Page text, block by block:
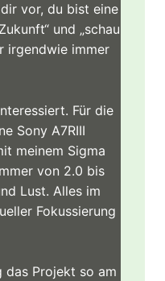
vor, du bist eine
und „schau
irgendwie immer
Für die
Sony A7RIII
meinem Sigma
von 2.0 bis
Lust. Alles im
Fokussierung
das Projekt so am